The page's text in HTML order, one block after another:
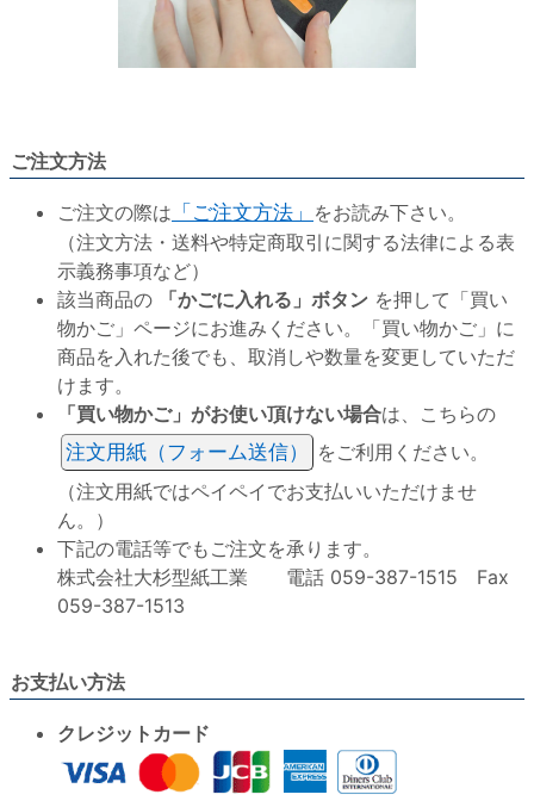
ご注文方法
ご注文の際は 「ご注文方法」 をお読み下さい。
（注文方法・送料や特定商取引に関する法律による表
示義務事項など）
該当商品の
「かごに入れる」ボタン を押して「買い
物かご」ページにお進みください。「買い物かご」に
商品を入れた後でも、取消しや数量を変更していただ
けます。
「買い物かご」がお使い頂けない場合は、こちらの
注文用紙（フォーム送信）
をご利用ください。
（注文用紙ではペイペイでお支払いいただけませ
ん。）
下記の電話等でもご注文を承ります。
株式会社大杉型紙工業 電話 059-387-1515 Fax
059-387-1513
お支払い方法
クレジットカード